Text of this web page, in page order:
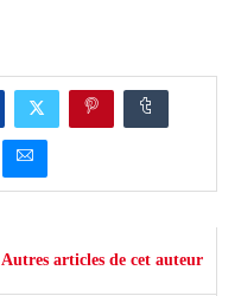
Autres articles de cet auteur